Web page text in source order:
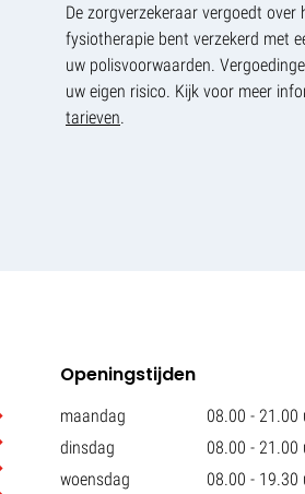
De zorgverzekeraar vergoedt
fysiotherapie bent verzekerd met
uw polisvoorwaarden.
uw eigen risico. Kijk voor meer
tarieven.
Openingstijden
maandag
08.00 - 21.00
dinsdag
08.00 - 21.00
woensdag
08.00 - 19.30